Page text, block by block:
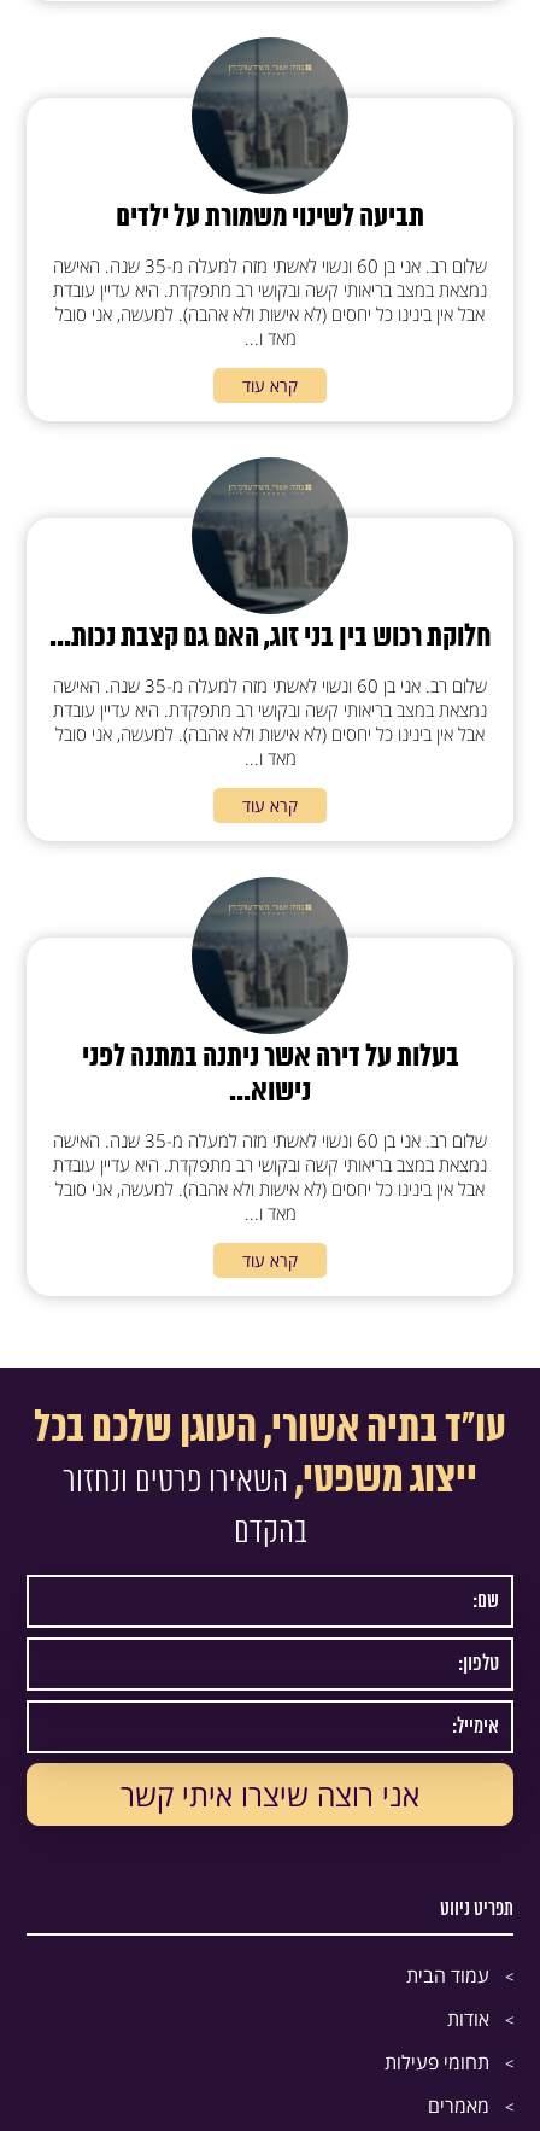
תביעה לשינוי משמורת על ילדים
שלום רב. אני בן 60 ונשוי לאשתי מזה למעלה מ-35 שנה. האישה
נמצאת במצב בריאותי קשה ובקושי רב מתפקדת. היא עדיין עובדת
אבל אין בינינו כל יחסים (לא אישות ולא אהבה). למעשה, אני סובל
מאד ו...
קרא עוד
חלוקת רכוש בין בני זוג, האם גם קצבת נכות...
שלום רב. אני בן 60 ונשוי לאשתי מזה למעלה מ-35 שנה. האישה
נמצאת במצב בריאותי קשה ובקושי רב מתפקדת. היא עדיין עובדת
אבל אין בינינו כל יחסים (לא אישות ולא אהבה). למעשה, אני סובל
מאד ו...
קרא עוד
בעלות על דירה אשר ניתנה במתנה לפני
נישוא...
שלום רב. אני בן 60 ונשוי לאשתי מזה למעלה מ-35 שנה. האישה
נמצאת במצב בריאותי קשה ובקושי רב מתפקדת. היא עדיין עובדת
אבל אין בינינו כל יחסים (לא אישות ולא אהבה). למעשה, אני סובל
מאד ו...
קרא עוד
עו"ד בתיה אשורי, העוגן שלכם בכל
ייצוג משפטי, השאירו פרטים ונחזור
בהקדם
תפריט ניווט
עמוד הבית
אודות
תחומי פעילות
מאמרים